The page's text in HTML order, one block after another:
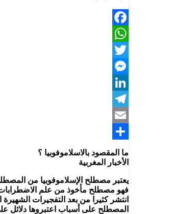
Facebook
WhatsApp
Twitter
Messenger
LinkedIn
Telegram
Email
Share
ما المقصود بالاسلاموفوبيا ؟
الأخبار المغربية
يعتبر مصطلح الإسلاموفوبيا من
فهو مصطلح مأخوذ من علم الاضطرابات
المصطلح على أسباب اعتبروها دلائل